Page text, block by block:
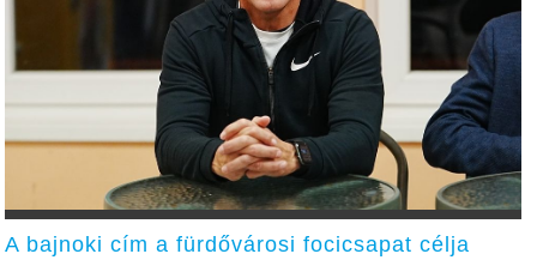
A bajnoki cím a fürdővárosi focicsapat célja